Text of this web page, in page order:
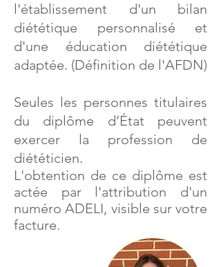
l'établissement d'un bilan
diététique personnalisé et
d'une éducation diététique
adaptée. (Définition de l'AFDN)
Seules les personnes titulaires
du diplôme d’État peuvent
exercer la profession de
diététicien.
L'obtention de ce diplôme est
actée par l'attribution d'un
numéro ADELI, visible sur votre
facture.